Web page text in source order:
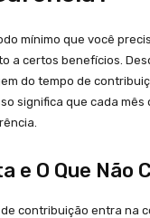
mínimo que você
a certos benefícios.
do tempo de
significa que cada
e O Que Não
contribuição entra na